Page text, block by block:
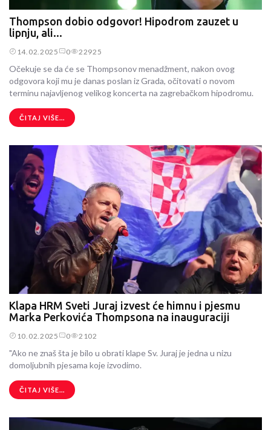
Thompson dobio odgovor! Hipodrom zauzet u
lipnju, ali...
14.02.2025 0 22925
Očekuje se da će se Thompsonov menadžment, nakon ovog
odgovora koji mu je danas poslan iz Grada, očitovati o novom
terminu najavljenog velikog koncerta na zagrebačkom hipodromu.
ČITAJ VIŠE...
Klapa HRM Sveti Juraj izvest će himnu i pjesmu
Marka Perkovića Thompsona na inauguraciji
10.02.2025 0 2102
"Ako ne znaš šta je bilo u obrati klape Sv. Juraj je jedna u nizu
domoljubnih pjesama koje izvodimo.
ČITAJ VIŠE...